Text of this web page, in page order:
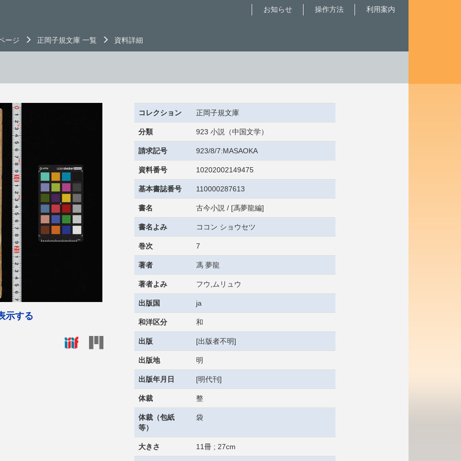
利用案内
操作方法
お知らせ
ージ 正岡子規文庫 一覧 資料詳細
示する
コレクション 正岡子規文庫
分類 923 小説（中国文学）
請求記号 923/8/7:MASAOKA
資料番号 10202002149475
基本書誌番号 110000287613
書名 古今小説 / [馮夢龍編]
書名よみ ココン ショウセツ
巻次 7
著者 馮 夢龍
著者よみ フウ,ムリュウ
出版国 ja
和洋区分 和
出版 [出版者不明]
出版地 明
出版年月日 [明代刊]
体裁 整
体裁（包紙
等）
袋
大きさ 11冊 ; 27cm